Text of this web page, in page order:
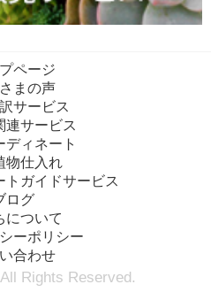
ページ
まの声
サービス
連サービス
ディネート
物仕入れ
トガイドサービス
ログ
について
ーポリシー
合わせ
Rights Reserved.